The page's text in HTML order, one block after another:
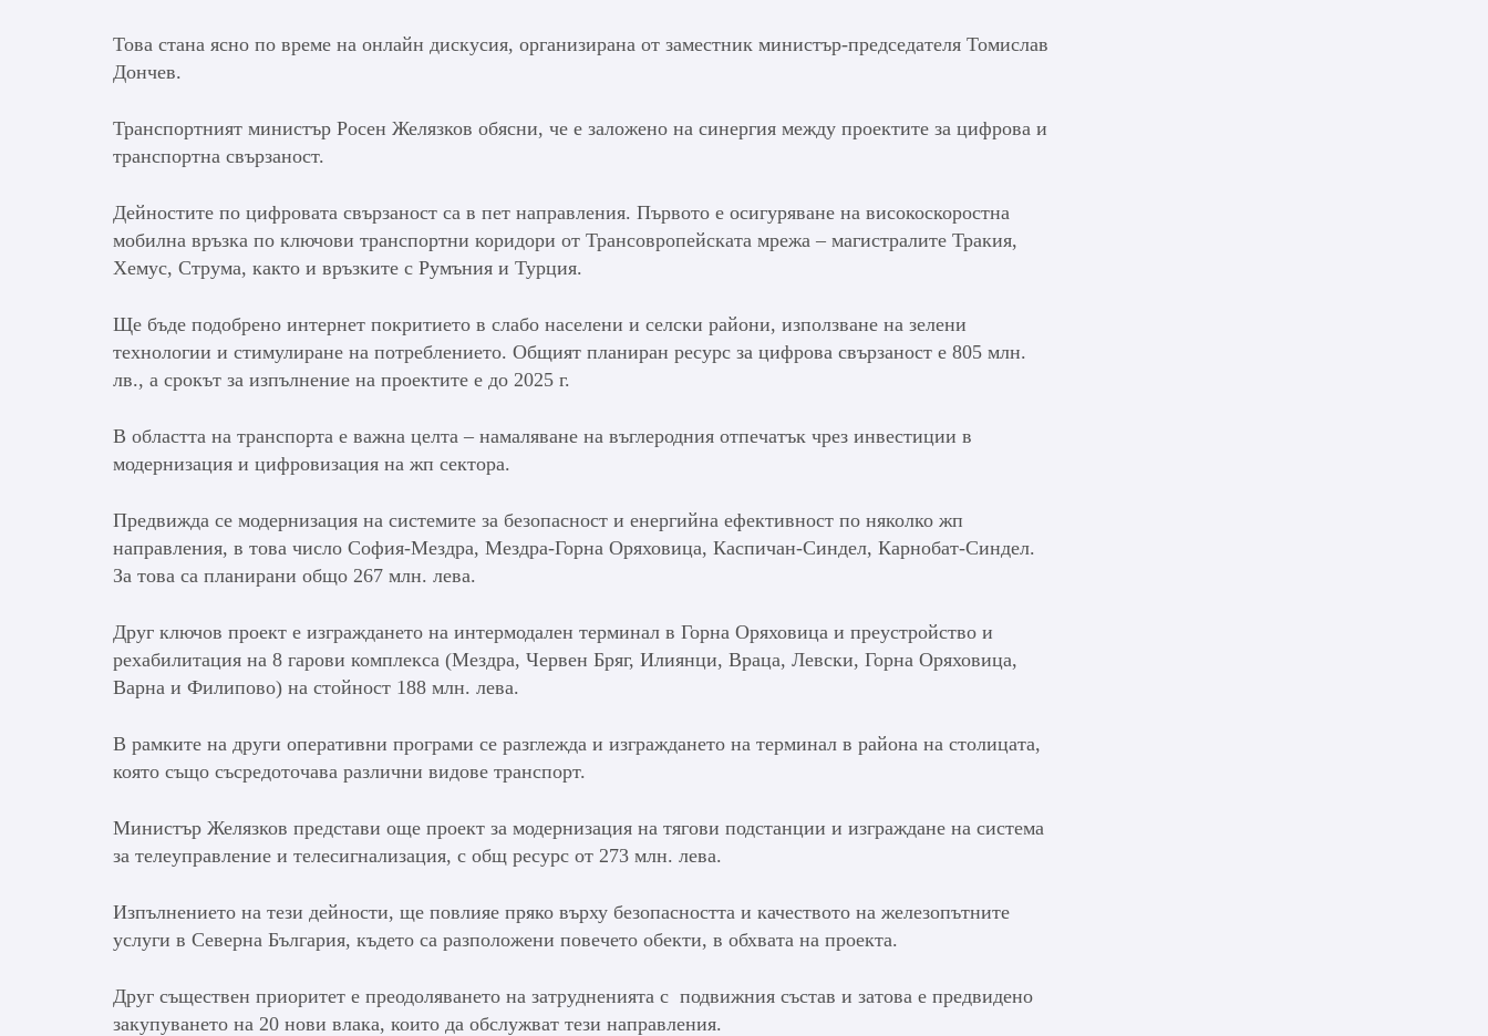
Това стана ясно по време на онлайн дискусия, организирана от заместник министър-председателя Томислав
Дончев.
Транспортният министър Росен Желязков обясни, че е заложено на синергия между проектите за цифрова и
транспортна свързаност.
Дейностите по цифровата свързаност са в пет направления. Първото е осигуряване на високоскоростна
мобилна връзка по ключови транспортни коридори от Трансовропейската мрежа – магистралите Тракия,
Хемус, Струма, както и връзките с Румъния и Турция.
Ще бъде подобрено интернет покритието в слабо населени и селски райони, използване на зелени
технологии и стимулиране на потреблението. Общият планиран ресурс за цифрова свързаност е 805 млн.
лв., а срокът за изпълнение на проектите е до 2025 г.
В областта на транспорта е важна целта – намаляване на въглеродния отпечатък чрез инвестиции в
модернизация и цифровизация на жп сектора.
Предвижда се модернизация на системите за безопасност и енергийна ефективност по няколко жп
направления, в това число София-Мездра, Мездра-Горна Оряховица, Каспичан-Синдел, Карнобат-Синдел.
За това са планирани общо 267 млн. лева.
Друг ключов проект е изграждането на интермодален терминал в Горна Оряховица и преустройство и
рехабилитация на 8 гарови комплекса (Мездра, Червен Бряг, Илиянци, Враца, Левски, Горна Оряховица,
Варна и Филипово) на стойност 188 млн. лева.
В рамките на други оперативни програми се разглежда и изграждането на терминал в района на столицата,
която също съсредоточава различни видове транспорт.
Министър Желязков представи още проект за модернизация на тягови подстанции и изграждане на система
за телеуправление и телесигнализация, с общ ресурс от 273 млн. лева.
Изпълнението на тези дейности, ще повлияе пряко върху безопасността и качеството на железопътните
услуги в Северна България, където са разположени повечето обекти, в обхвата на проекта.
Друг съществен приоритет е преодоляването на затрудненията с подвижния състав и затова е предвидено
закупуването на 20 нови влака, които да обслужват тези направления.